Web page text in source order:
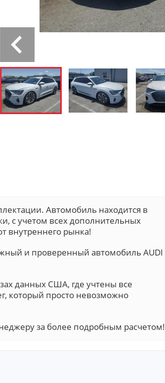
Автомобиль находится в
с учетом всех дополнительных
внутреннего рынка!
и проверенный автомобиль AUDI
данных США, где учтены все
который просто невозможно
за более подробным расчетом!